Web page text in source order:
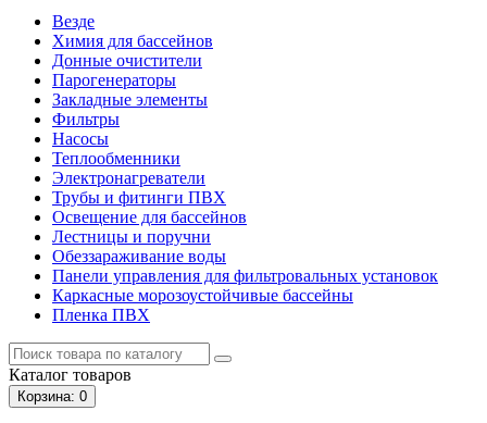
Везде
Химия для бассейнов
Донные очистители
Парогенераторы
Закладные элементы
Фильтры
Насосы
Теплообменники
Электронагреватели
Трубы и фитинги ПВХ
Освещение для бассейнов
Лестницы и поручни
Обеззараживание воды
Панели управления для фильтровальных установок
Каркасные морозоустойчивые бассейны
Пленка ПВХ
Каталог товаров
Корзина: 0